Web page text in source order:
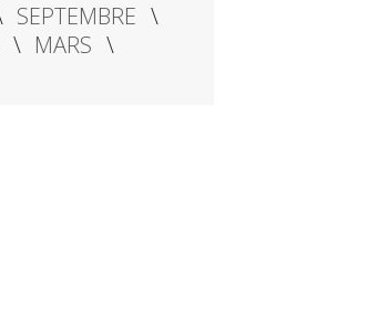
SEPTEMBRE
MARS